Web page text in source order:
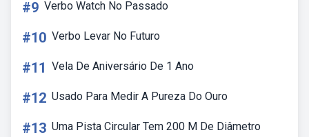
#9 Verbo Watch No Passado
#10 Verbo Levar No Futuro
#11 Vela De Aniversário De 1 Ano
#12 Usado Para Medir A Pureza Do Ouro
#13 Uma Pista Circular Tem 200 M De Diâmetro